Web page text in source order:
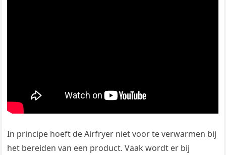
In principe hoeft de Airfryer niet voor te verwarmen bij
het bereiden van een product. Vaak wordt er bij